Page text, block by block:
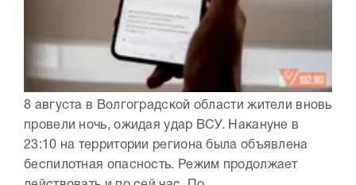
8 августа в Волгоградской области жители вновь
провели ночь, ожидая удар ВСУ. Накануне в
23:10 на территории региона была объявлена
беспилотная опасность. Режим продолжает